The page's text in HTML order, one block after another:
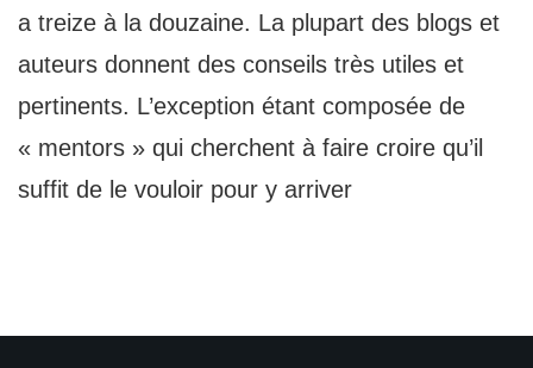
a treize à la douzaine. La plupart des blogs et
auteurs donnent des conseils très utiles et
pertinents. L’exception étant composée de
« mentors » qui cherchent à faire croire qu’il
suffit de le vouloir pour y arriver